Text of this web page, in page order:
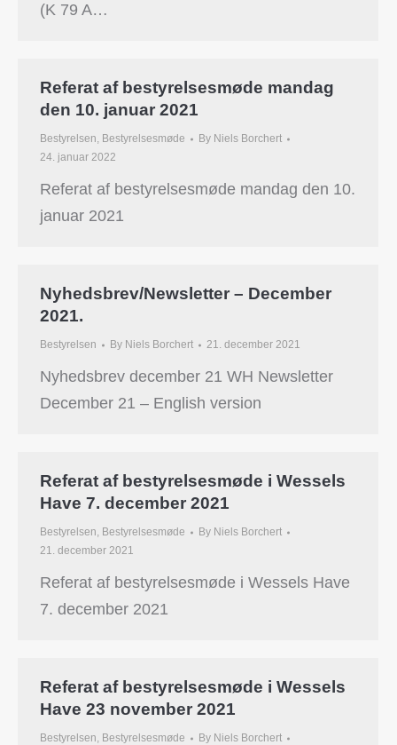
(K 79 A…
Referat af bestyrelsesmøde mandag
den 10. januar 2021
Bestyrelsen, Bestyrelsesmøde By Niels Borchert
24. januar 2022
Referat af bestyrelsesmøde mandag den 10.
januar 2021
Nyhedsbrev/Newsletter – December
2021.
Bestyrelsen By Niels Borchert 21. december 2021
Nyhedsbrev december 21 WH Newsletter
December 21 – English version
Referat af bestyrelsesmøde i Wessels
Have 7. december 2021
Bestyrelsen, Bestyrelsesmøde By Niels Borchert
21. december 2021
Referat af bestyrelsesmøde i Wessels Have
7. december 2021
Referat af bestyrelsesmøde i Wessels
Have 23 november 2021
Bestyrelsen, Bestyrelsesmøde By Niels Borchert